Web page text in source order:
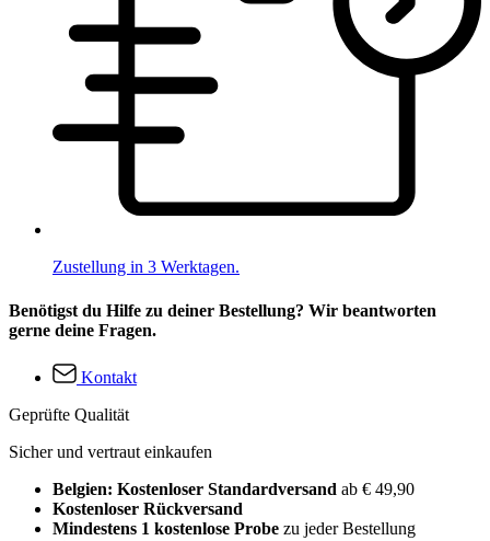
Zustellung in 3 Werktagen.
Benötigst du Hilfe zu deiner Bestellung? Wir beantworten
gerne deine Fragen.
Kontakt
Geprüfte Qualität
Sicher und vertraut einkaufen
Belgien: Kostenloser Standardversand ab € 49,90
Kostenloser Rückversand
Mindestens 1 kostenlose Probe zu jeder Bestellung